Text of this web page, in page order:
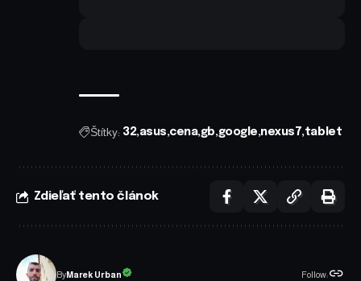
Štítky: 32 asus cena gb google nexus7 tablet
Zdieľať tento článok
ByMarek Urban Follow: